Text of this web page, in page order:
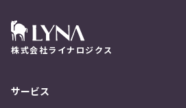
株式会社ライナロジクス
サービス